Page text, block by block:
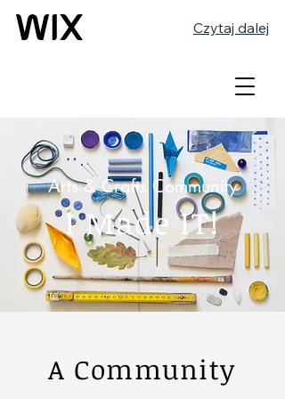
Czytaj dalej